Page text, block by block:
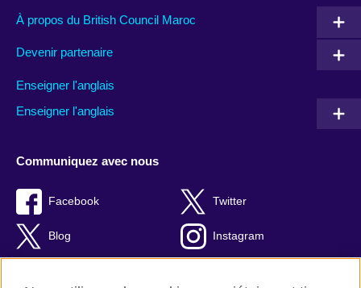
À propos du British Council Maroc
Devenir partenaire
Enseigner l'anglais
Enseigner l'anglais
Communiquez avec nous
Facebook Twitter
Blog Instagram